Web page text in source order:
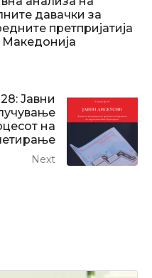
давачки за
претпријатија
Јавни
на
Next